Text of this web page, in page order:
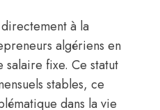
à la
algériens en
fixe. Ce statut
stables, ce
dans la vie